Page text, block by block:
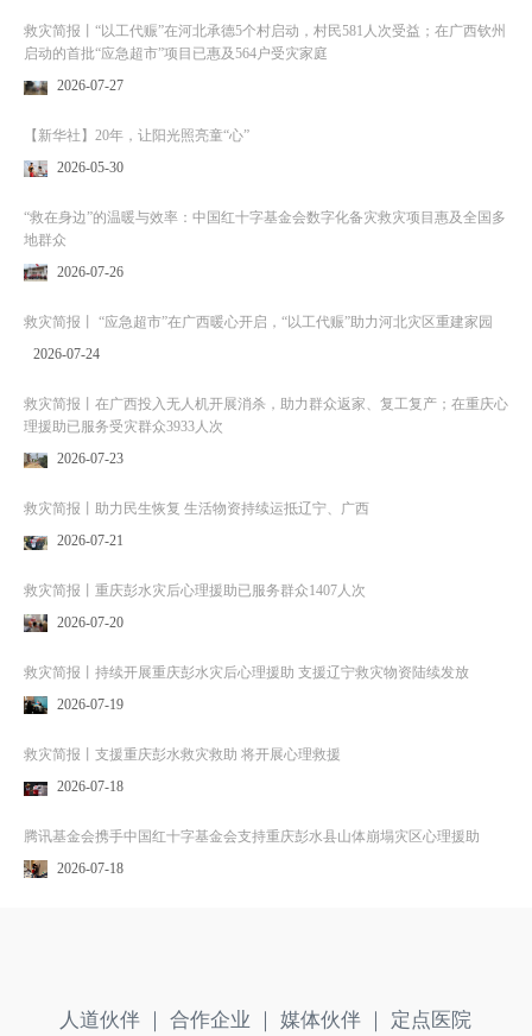
救灾简报丨“以工代赈”在河北承德5个村启动，村民581人次受益；在广西钦州
启动的首批“应急超市”项目已惠及564户受灾家庭
2026-07-27
【新华社】20年，让阳光照亮童“心”
2026-05-30
“救在身边”的温暖与效率：中国红十字基金会数字化备灾救灾项目惠及全国多
地群众
2026-07-26
救灾简报丨 “应急超市”在广西暖心开启，“以工代赈”助力河北灾区重建家园
2026-07-24
救灾简报丨在广西投入无人机开展消杀，助力群众返家、复工复产；在重庆心
理援助已服务受灾群众3933人次
2026-07-23
救灾简报丨助力民生恢复 生活物资持续运抵辽宁、广西
2026-07-21
救灾简报丨重庆彭水灾后心理援助已服务群众1407人次
2026-07-20
救灾简报丨持续开展重庆彭水灾后心理援助 支援辽宁救灾物资陆续发放
2026-07-19
救灾简报丨支援重庆彭水救灾救助 将开展心理救援
2026-07-18
腾讯基金会携手中国红十字基金会支持重庆彭水县山体崩塌灾区心理援助
2026-07-18
人道伙伴 ｜ 合作企业 ｜ 媒体伙伴 ｜ 定点医院